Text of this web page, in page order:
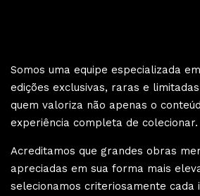
Somos uma equipe especializada
edições exclusivas, raras e
quem valoriza não apenas o
experiência completa de colecionar.
Acreditamos que grandes obras
apreciadas em sua forma mais
selecionamos criteriosamente cada